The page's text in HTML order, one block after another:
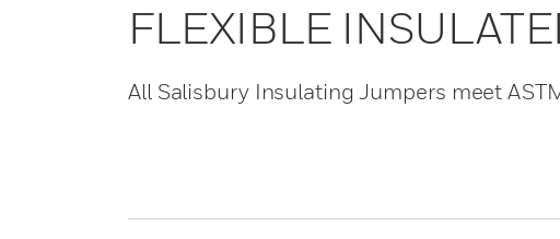
FLEXIBLE
All Salisbury Insulating Jumpers meet